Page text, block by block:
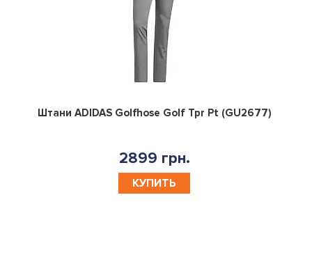
0
Штани ADIDAS Golfhose Golf Tpr Pt (GU2677)
2899 грн.
КУПИТЬ